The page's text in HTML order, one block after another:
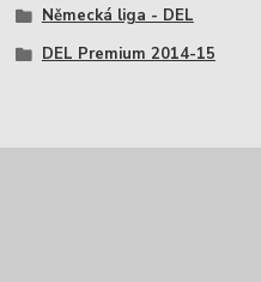
Německá liga - DEL
DEL Premium 2014-15